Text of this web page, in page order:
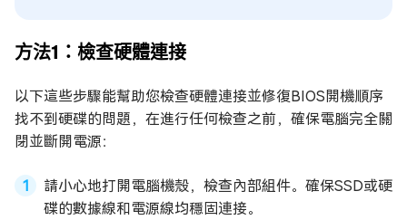
方法1：檢查硬體連接
以下這些步驟能幫助您檢查硬體連接並修復BIOS開機順序
找不到硬碟的問題，在進行任何檢查之前，確保電腦完全關
閉並斷開電源：
請小心地打開電腦機殼，檢查內部組件。確保SSD或硬
碟的數據線和電源線均穩固連接。